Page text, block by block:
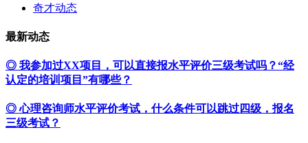
奇才动态
最新动态
◎ 我参加过XX项目，可以直接报水平评价三级考试吗？“经
认定的培训项目”有哪些？
◎ 心理咨询师水平评价考试，什么条件可以跳过四级，报名
三级考试？